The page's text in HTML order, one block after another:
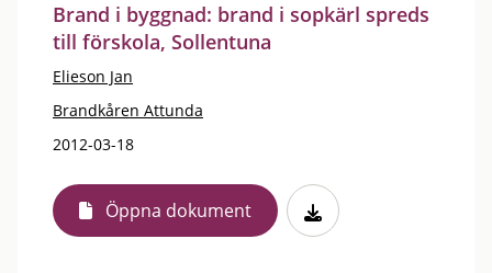
Brand i byggnad: brand i sopkärl spreds
till förskola, Sollentuna
Elieson Jan
Brandkåren Attunda
2012-03-18
Öppna dokument